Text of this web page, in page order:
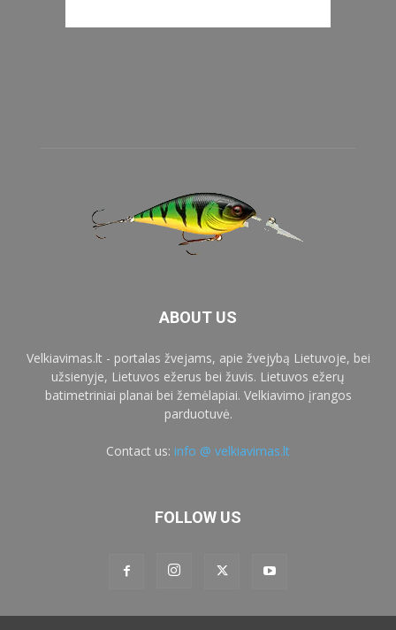
ABOUT US
Velkiavimas.lt - portalas žvejams, apie žvejybą Lietuvoje, bei
užsienyje, Lietuvos ežerus bei žuvis. Lietuvos ežerų
batimetriniai planai bei žemėlapiai. Velkiavimo įrangos
parduotuvė.
Contact us: info @ velkiavimas.lt
FOLLOW US